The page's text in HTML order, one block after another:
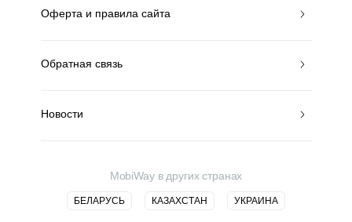
Оферта и правила сайта
Обратная связь
Новости
MobiWay в других странах
БЕЛАРУСЬ КАЗАХСТАН УКРАИНА